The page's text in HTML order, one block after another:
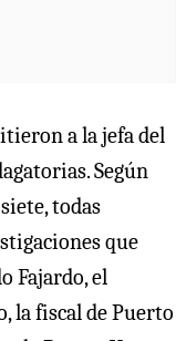
a la jefa del
Según
todas
que
Fajardo, el
la fiscal de Puerto